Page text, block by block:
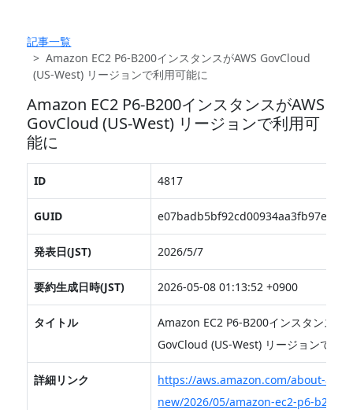
記事一覧
Amazon EC2 P6-B200インスタンスがAWS GovCloud
(US-West) リージョンで利用可能に
Amazon EC2 P6-B200インスタンスがAWS
GovCloud (US-West) リージョンで利用可
能に
ID 4817
GUID
発表日(JST) 2026/5/7
要約生成日時(JST) 2026-05-08 01:13:52 +0900
タイトル
Amazon EC2 P6-B200インスタンスが
GovCloud (US-West) リージョンで利
詳細リンク
https://aws.amazon.com/about-
new/2026/05/amazon-ec2-p6-b200-